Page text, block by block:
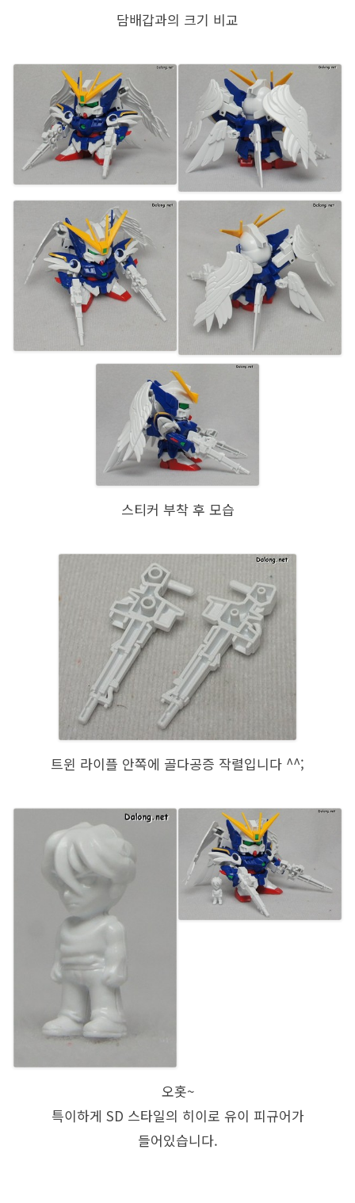
담배갑과의 크기 비교
스티커 부착 후 모습
트윈 라이플 안쪽에 골다공증 작렬입니다 ^^;
오홋~
특이하게 SD 스타일의 히이로 유이 피규어가
들어있습니다.